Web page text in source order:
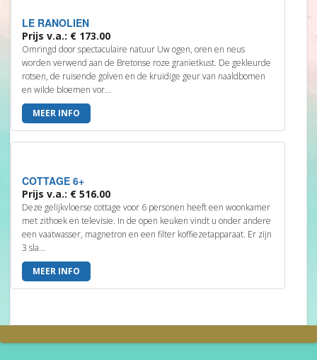
LE RANOLIEN
Prijs v.a.: € 173.00
Omringd door spectaculaire natuur Uw ogen, oren en neus
worden verwend aan de Bretonse roze granietkust. De gekleurde
rotsen, de ruisende golven en de kruidige geur van naaldbomen
en wilde bloemen vor...
MEER INFO
COTTAGE 6+
Prijs v.a.: € 516.00
Deze gelijkvloerse cottage voor 6 personen heeft een woonkamer
met zithoek en televisie. In de open keuken vindt u onder andere
een vaatwasser, magnetron en een filter koffiezetapparaat. Er zijn
3 sla...
MEER INFO